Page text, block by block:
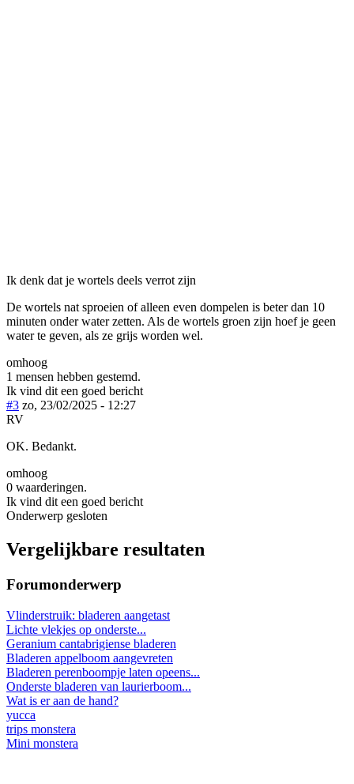
Ik denk dat je wortels deels verrot zijn
De wortels nat sproeien of alleen even dompelen is beter dan 10
minuten onder water zetten. Als de wortels groen zijn hoef je geen
water te geven, als ze grijs worden wel.
omhoog
1 mensen hebben gestemd.
Ik vind dit een goed bericht
#3 zo, 23/02/2025 - 12:27
RV
OK. Bedankt.
omhoog
0 waarderingen.
Ik vind dit een goed bericht
Onderwerp gesloten
Vergelijkbare resultaten
Forumonderwerp
Vlinderstruik: bladeren aangetast
Lichte vlekjes op onderste...
Geranium cantabrigiense bladeren
Bladeren appelboom aangevreten
Bladeren perenboompje laten opeens...
Onderste bladeren van laurierboom...
Wat is er aan de hand?
yucca
trips monstera
Mini monstera